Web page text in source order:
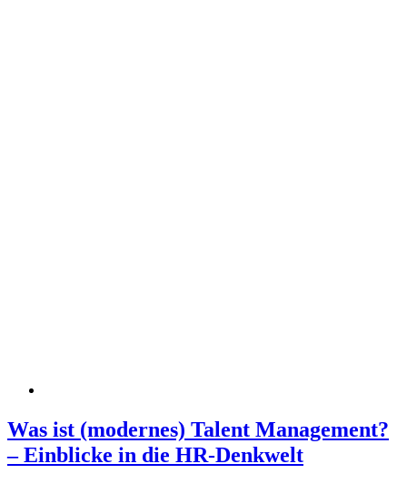
Was ist (modernes) Talent Management?
– Einblicke in die HR-Denkwelt